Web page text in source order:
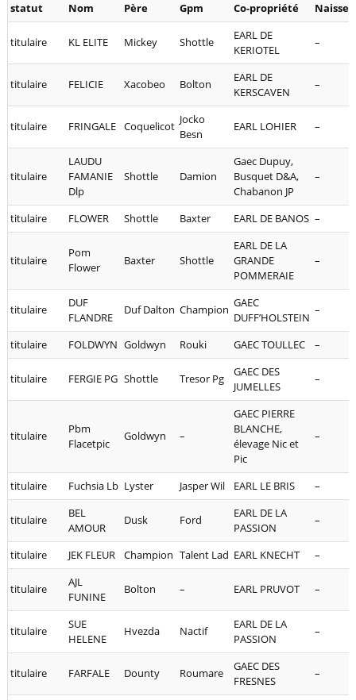
statut Nom Père Gpm Co-propriété
titulaire KL ELITE Mickey Shottle
EARL DE
KERIOTEL
–
titulaire FELICIE Xacobeo Bolton
EARL DE
KERSCAVEN
–
titulaire FRINGALE Coquelicot Jocko
Besn
EARL LOHIER –
titulaire
LAUDU
FAMANIE
Dlp
Shottle Damion
Gaec Dupuy,
Busquet D&A,
Chabanon JP
–
titulaire FLOWER Shottle Baxter EARL DE BANOS –
titulaire
Pom
Flower
Baxter Shottle
EARL DE LA
GRANDE
POMMERAIE
–
titulaire
DUF
FLANDRE
Duf Dalton Champion GAEC
DUFF’HOLSTEIN
–
titulaire FOLDWYN Goldwyn Rouki GAEC TOULLEC –
titulaire FERGIE PG Shottle Tresor Pg
GAEC DES
JUMELLES
–
titulaire
Pbm
Flacetpic
Goldwyn –
GAEC PIERRE
BLANCHE,
élevage Nic et
Pic
–
titulaire Fuchsia Lb Lyster Jasper Wil EARL LE BRIS –
titulaire
BEL
AMOUR
Dusk Ford
EARL DE LA
PASSION
–
titulaire JEK FLEUR Champion Talent Lad EARL KNECHT –
titulaire
AJL
FUNINE
Bolton – EARL PRUVOT –
titulaire
SUE
HELENE
Hvezda Nactif
EARL DE LA
PASSION
–
titulaire FARFALE Dounty Roumare
GAEC DES
FRESNES
–